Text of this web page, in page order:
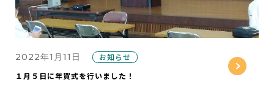
2022年1月11日
お知らせ
１月５日に年賀式を行いました！